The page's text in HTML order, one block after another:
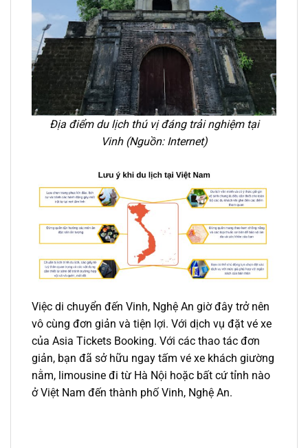
Địa điểm du lịch thú vị đáng trải nghiệm tại
Vinh(Nguồn: Internet)
Việc di chuyển đến Vinh, Nghệ An giờ đây trở nên
vô cùng đơn giản và tiện lợi. Với dịch vụ đặt vé xe
của Asia Tickets Booking. Với các thao tác đơn
giản, bạn đã sở hữu ngay tấm vé xe khách giường
nằm, limousine đi từ Hà Nội hoặc bất cứ tỉnh nào
ở Việt Nam đến thành phốVinh, Nghệ An.